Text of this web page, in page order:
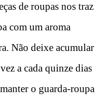
de roupas nos traz
com um aroma
Não deixe acumular
a cada quinze dias
o guarda-roupa